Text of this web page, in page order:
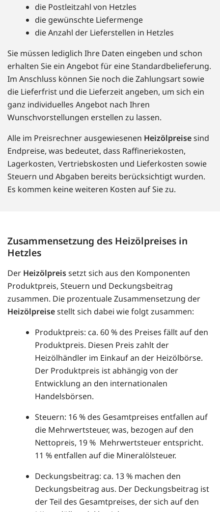
die Postleitzahl von Hetzles
die gewünschte Liefermenge
die Anzahl der Lieferstellen in Hetzles
Sie müssen lediglich Ihre Daten eingeben und schon
erhalten Sie ein Angebot für eine Standardbelieferung.
Im Anschluss können Sie noch die Zahlungsart sowie
die Lieferfrist und die Lieferzeit angeben, um sich ein
ganz individuelles Angebot nach Ihren
Wunschvorstellungen erstellen zu lassen.
Alle im Preisrechner ausgewiesenen Heizölpreisesind
Endpreise, was bedeutet, dass Raffineriekosten,
Lagerkosten, Vertriebskosten und Lieferkosten sowie
Steuern und Abgaben bereits berücksichtigt wurden.
Es kommen keine weiteren Kosten auf Sie zu.
Zusammensetzung des Heizölpreises in
Hetzles
Der Heizölpreissetzt sich aus den Komponenten
Produktpreis, Steuern und Deckungsbeitrag
zusammen. Die prozentuale Zusammensetzung der
Heizölpreisestellt sich dabei wie folgt zusammen:
Produktpreis: ca. 60 % des Preises fällt auf den
Produktpreis. Diesen Preis zahlt der
Heizölhändler im Einkauf an der Heizölbörse.
Der Produktpreis ist abhängig von der
Entwicklung an den internationalen
Handelsbörsen.
Steuern: 16 % des Gesamtpreises entfallen auf
die Mehrwertsteuer, was, bezogen auf den
Nettopreis, 19 % Mehrwertsteuer entspricht.
11 % entfallen auf die Mineralölsteuer.
Deckungsbeitrag: ca. 13 % machen den
Deckungsbeitrag aus. Der Deckungsbeitrag ist
der Teil des Gesamtpreises, der sich auf den